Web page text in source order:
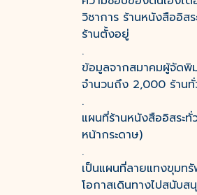
วิชาการ ร้านหนังสืออิ
ร้านตั้งอยู่
.
ข้อมูลจากสมาคมผู้จัดพิ
จำนวนถึง 2,000 ร้านทั่
.
แผนที่ร้านหนังสืออิสระ
หน้ากระดาษ)
.
เป็นแผนที่ลายแทงขุมท
โอกาสเดินทางไปสนับส